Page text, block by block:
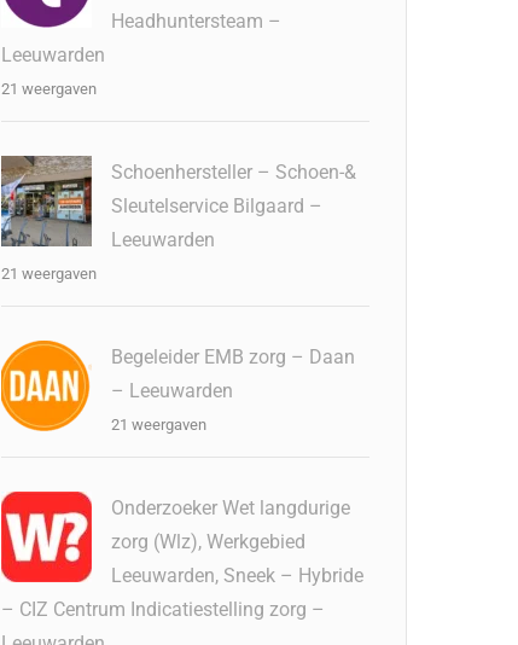
Headhuntersteam –
Leeuwarden
21 weergaven
Schoenhersteller – Schoen-&
Sleutelservice Bilgaard –
Leeuwarden
21 weergaven
Begeleider EMB zorg – Daan
– Leeuwarden
21 weergaven
Onderzoeker Wet langdurige
zorg (Wlz), Werkgebied
Leeuwarden, Sneek – Hybride
– CIZ Centrum Indicatiestelling zorg –